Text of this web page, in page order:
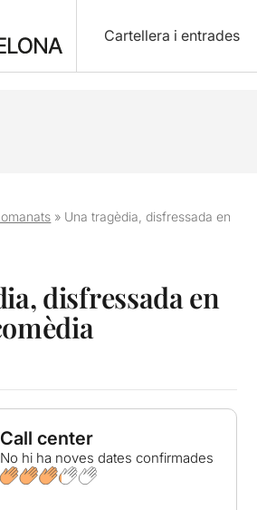
Cartellera i entrades
» Una tragèdia, disfressada en
disfressada en
Call center
No hi ha noves dates confirmades